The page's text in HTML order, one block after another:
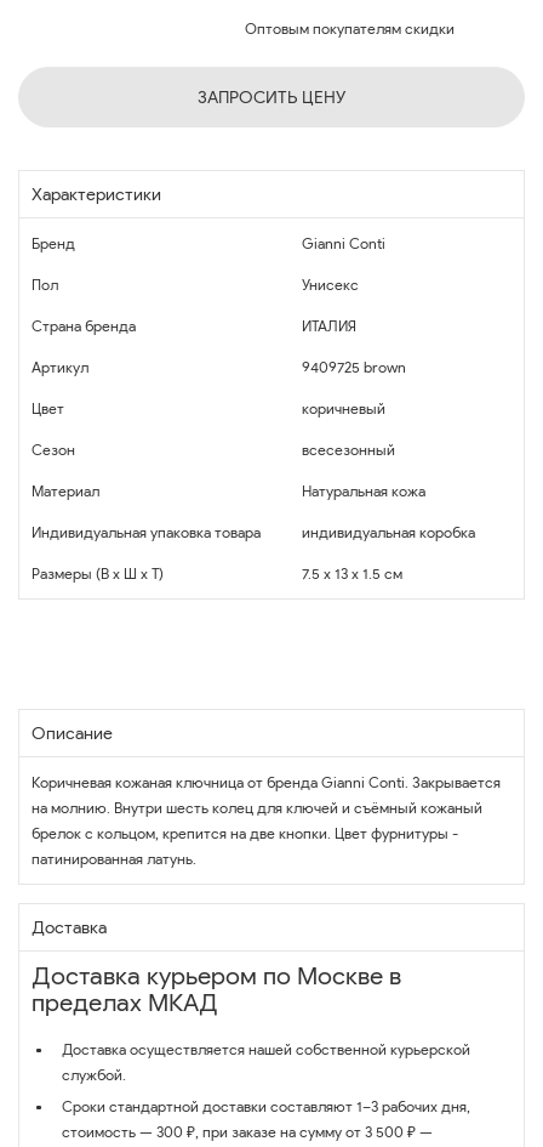
Оптовым покупателям скидки
ЗАПРОСИТЬ ЦЕНУ
Характеристики
Бренд Gianni Conti
Пол Унисекс
Страна бренда ИТАЛИЯ
Артикул 9409725 brown
Цвет коричневый
Сезон всесезонный
Материал Натуральная кожа
Индивидуальная упаковка товара индивидуальная коробка
Размеры (В x Ш x Т) 7.5 x 13 x 1.5 см
Описание
Коричневая кожаная ключница от бренда Gianni Conti. Закрывается
на молнию. Внутри шесть колец для ключей и съёмный кожаный
брелок с кольцом, крепится на две кнопки. Цвет фурнитуры -
патинированная латунь.
Доставка
Доставка курьером по Москве в
пределах МКАД
Доставка осуществляется нашей собственной курьерской
службой.
Сроки стандартной доставки составляют 1–3 рабочих дня,
стоимость — 300 ₽, при заказе на сумму от 3 500 ₽ —